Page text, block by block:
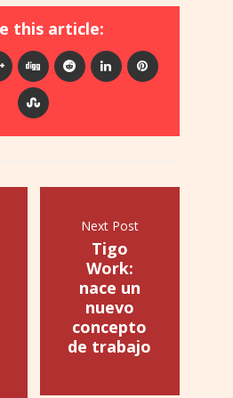
this article:
Next Post
Tigo
Work:
nace un
nuevo
concepto
de trabajo